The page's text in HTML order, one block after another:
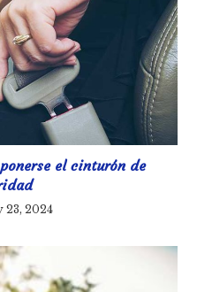
el cinturón de
23, 2024